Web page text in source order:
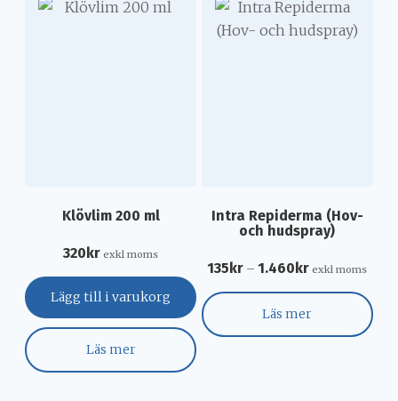
Klövlim 200 ml
320 kr exkl moms
Lägg till i varukorg
Läs mer
Intra Repiderma (Hov-
och hudspray)
135 kr – 1.460 kr exkl moms
Läs mer